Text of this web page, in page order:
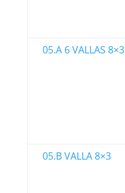
05.A 6 VALLAS 8×3
05.B VALLA 8×3